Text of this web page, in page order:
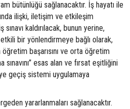
bütünlüğü sağlanacaktır. İş hayatı ile
ilişki, iletişim ve etkileşim
kaldırılacak, bunun yerine,
bir yönlendirmeye bağlı olarak,
başarısını ve orta öğretim
sınavını” esas alan ve fırsat eşitliğini
geçiş sistemi uygulamaya
yararlanmaları sağlanacaktır.